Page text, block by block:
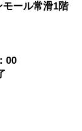
ール常滑1階
00